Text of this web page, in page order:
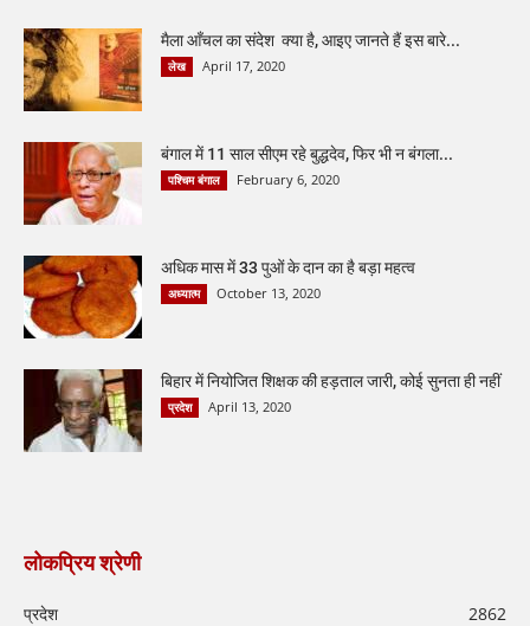
मैला आँचल का संदेश क्या है, आइए जानते हैं इस बारे...
लेख April 17, 2020
बंगाल में 11 साल सीएम रहे बुद्धदेव, फिर भी न बंगला...
पश्चिम बंगाल February 6, 2020
अधिक मास में 33 पुओं के दान का है बड़ा महत्व
अध्यात्म October 13, 2020
बिहार में नियोजित शिक्षक की हड़ताल जारी, कोई सुनता ही नहीं
प्रदेश April 13, 2020
लोकप्रिय श्रेणी
प्रदेश
2862